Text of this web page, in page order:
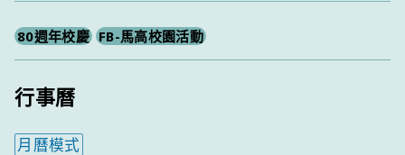
80週年校慶 FB-馬高校園活動
行事曆
月曆模式